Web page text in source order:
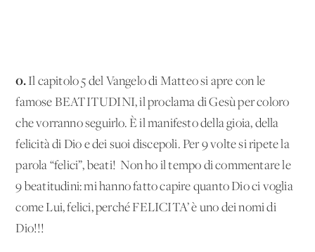
0.Il capitolo 5 del Vangelo di Matteo si apre con le
famose BEATITUDINI, il proclama di Gesù per coloro
che vorranno seguirlo. È il manifesto della gioia, della
felicità di Dio e dei suoi discepoli. Per 9 volte si ripete la
parola “felici”, beati! Non ho il tempo di commentare le
9 beatitudini: mi hanno fatto capire quanto Dio ci voglia
come Lui, felici, perché FELICITA’ è uno dei nomi di
Dio!!!